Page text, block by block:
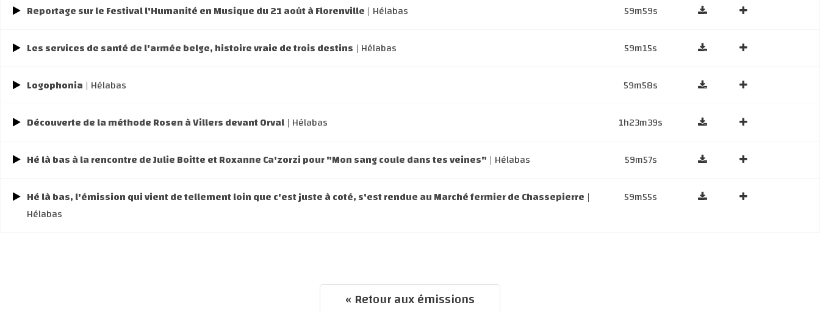
Reportage sur le Festival l'Humanité en Musique du 21 août à Florenville | Hélabas 59m59s
Les services de santé de l'armée belge, histoire vraie de trois destins | Hélabas 59m15s
Logophonia | Hélabas 59m58s
Découverte de la méthode Rosen à Villers devant Orval | Hélabas 1h23m39s
Hé là bas à la rencontre de Julie Boitte et Roxanne Ca'zorzi pour "Mon sang coule dans tes veines" | Hélabas 59m57s
Hé là bas, l'émission qui vient de tellement loin que c'est juste à coté, s'est rendue au Marché fermier de Chassepierre |
Hélabas
59m55s
« Retour aux émissions